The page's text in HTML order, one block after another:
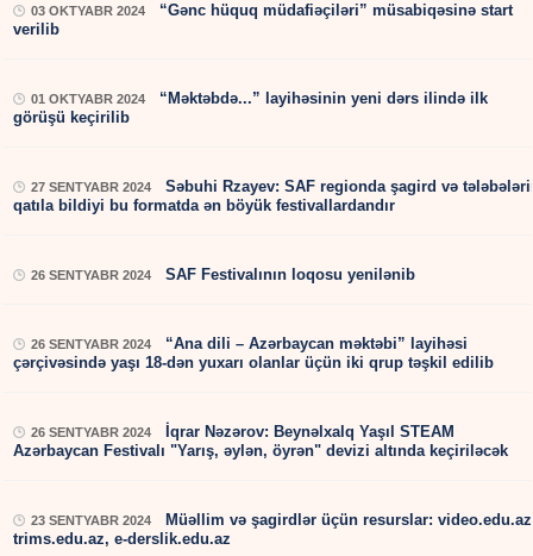
03 OKTYABR 2024
“Gənc hüquq müdafiəçiləri” müsabiqəsinə start
verilib
01 OKTYABR 2024
“Məktəbdə...” layihəsinin yeni dərs ilində ilk
görüşü keçirilib
27 SENTYABR 2024
Səbuhi Rzayev: SAF regionda şagird və
qatıla bildiyi bu formatda ən böyük festivallardandır
26 SENTYABR 2024 SAF Festivalının loqosu yenilənib
26 SENTYABR 2024
“Ana dili – Azərbaycan məktəbi” layihəsi
çərçivəsində yaşı 18-dən yuxarı olanlar üçün iki qrup təşkil edilib
26 SENTYABR 2024
İqrar Nəzərov: Beynəlxalq Yaşıl STEAM
Azərbaycan Festivalı "Yarış, əylən, öyrən" devizi altında keçiriləcək
23 SENTYABR 2024
Müəllim və şagirdlər üçün resurslar:
trims.edu.az, e-derslik.edu.az